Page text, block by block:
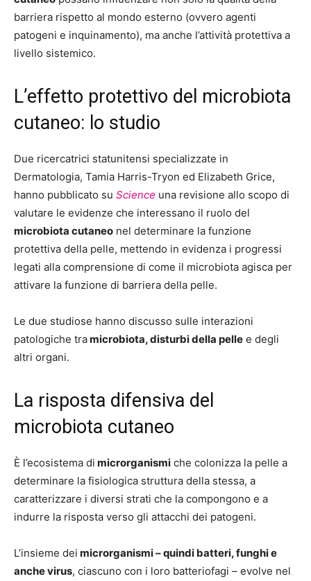
barriera rispetto al mondo esterno (ovvero agenti
patogeni e inquinamento), ma anche l’attività protettiva a
livello sistemico.
L’effetto protettivo del microbiota
cutaneo: lo studio
Due ricercatrici statunitensi specializzate in
Dermatologia, Tamia Harris-Tryon ed Elizabeth Grice,
hanno pubblicato su Science una revisione allo scopo di
valutare le evidenze che interessano il ruolo del
microbiota cutaneo nel determinare la funzione
protettiva della pelle, mettendo in evidenza i progressi
legati alla comprensione di come il microbiota agisca per
attivare la funzione di barriera della pelle.
Le due studiose hanno discusso sulle interazioni
patologiche tramicrobiota, disturbi della pelle e degli
altri organi.
La risposta difensiva del
microbiota cutaneo
È l’ecosistema di microrganismi che colonizza la pelle a
determinare la fisiologica struttura della stessa, a
caratterizzare i diversi strati che la compongono e a
indurre la risposta verso gli attacchi dei patogeni.
L’insieme dei microrganismi – quindi batteri, funghi e
anche virus, ciascuno con i loro batteriofagi – evolve nel